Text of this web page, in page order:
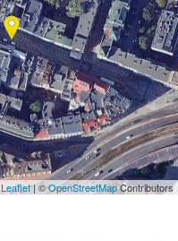
Leaflet| ©OpenStreetMapContributors